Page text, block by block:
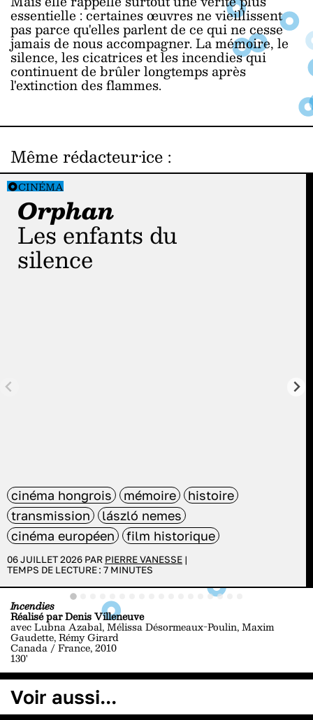
essentielle : certaines œuvres ne vieillissent
pas parce qu'elles parlent de ce qui ne cesse
jamais de nous accompagner. La mémoire, le
silence, les cicatrices et les incendies qui
continuent de brûler longtemps après
l'extinction des flammes.
Même rédacteur·ice :
CINÉMA
Orphan
Les enfants du
silence
cinéma hongrois mémoire
histoire
transmission
lászló nemes
cinéma européen
film historique
06 JUILLET 2026 PAR PIERRE VANESSE |
TEMPS DE LECTURE : 7 MINUTES
Incendies
Réalisé par Denis Villeneuve
avec Lubna Azabal, Mélissa Désormeaux-Poulin, Maxim
Gaudette, Rémy Girard
Canada / France, 2010
130'
Voir aussi...